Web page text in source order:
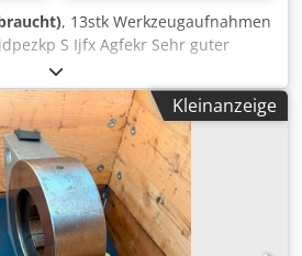
, 13stk Werkzeugaufnahmen
S Ijfx Agfekr Sehr guter
2stk 10mm 3stk 12mm 1stk
20mm
Kleinanzeige